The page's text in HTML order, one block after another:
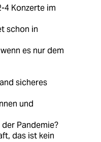
4 Konzerte im
schon in
es nur dem
sicheres
und
Pandemie?
das ist kein